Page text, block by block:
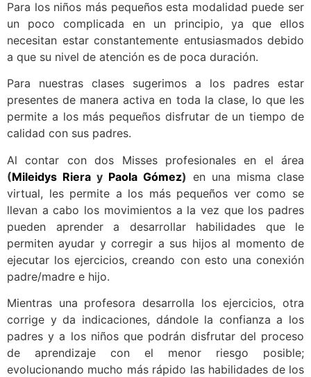
Para los niños más pequeños esta modalidad puede ser
un poco complicada en un principio, ya que ellos
necesitan estar constantemente entusiasmados debido
a que su nivel de atención es de poca duración.
Para nuestras clases sugerimos a los padres estar
presentes de manera activa en toda la clase, lo que les
permite a los más pequeños disfrutar de un tiempo de
calidad con sus padres.
Al contar con dos Misses profesionales en el área
(Mileidys Riera y Paola Gómez) en una misma clase
virtual, les permite a los más pequeños ver como se
llevan a cabo los movimientos a la vez que los padres
pueden aprender a desarrollar habilidades que le
permiten ayudar y corregir a sus hijos al momento de
ejecutar los ejercicios, creando con esto una conexión
padre/madre e hijo.
Mientras una profesora desarrolla los ejercicios, otra
corrige y da indicaciones, dándole la confianza a los
padres y a los niños que podrán disfrutar del proceso
de aprendizaje con el menor riesgo posible;
evolucionando mucho más rápido las habilidades de los